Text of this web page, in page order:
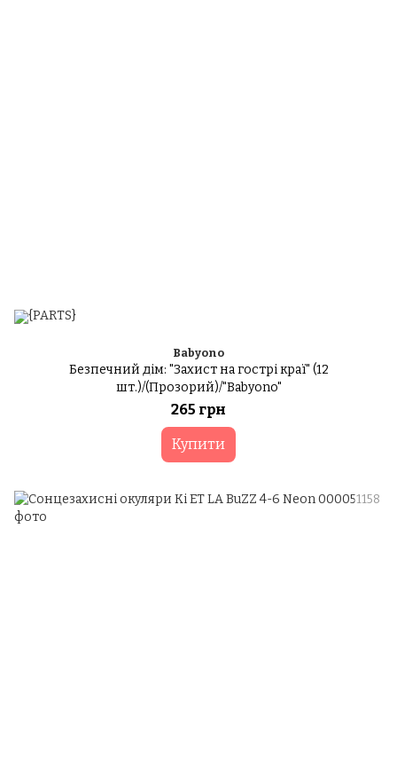
Babyono
Безпечний дім: "Захист на гострі краї" (12
шт.)/(Прозорий)/"Babyono"
265 грн
Купити